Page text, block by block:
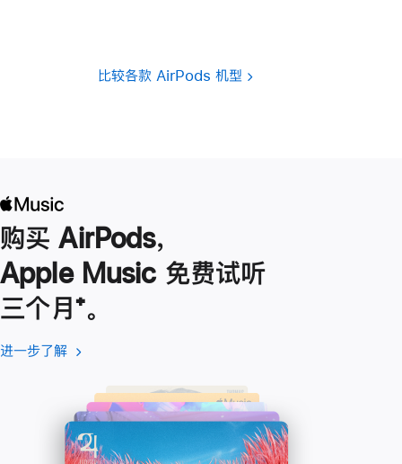
比较各款 AirPods 机型
购买 AirPods，
Apple Music 免费试听
三个月脚
注
⁺。
进一步了解 进
了
解
(在
口
中